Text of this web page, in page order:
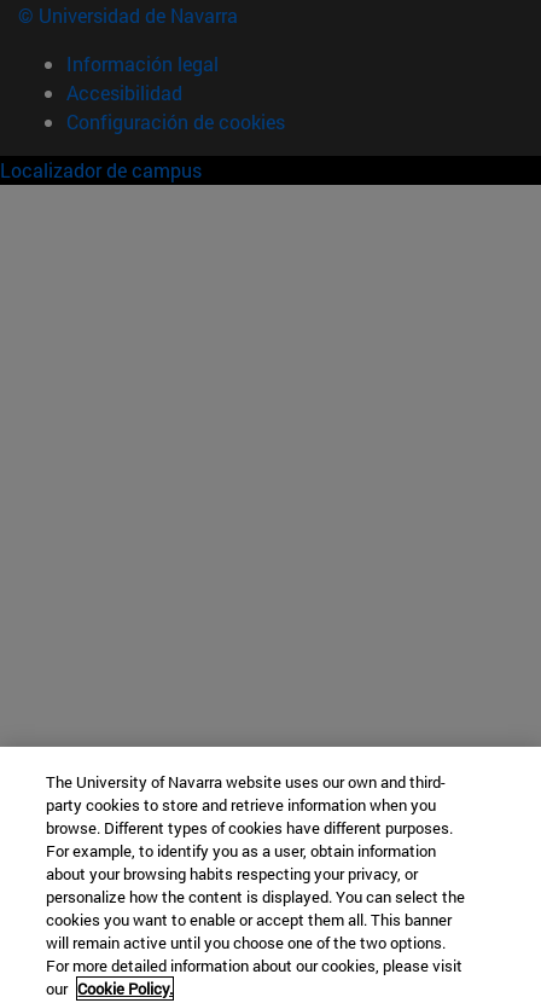
© Universidad de Navarra
Información legal
Accesibilidad
Configuración de cookies
Localizador de campus
The University of Navarra website uses our own and third-
party cookies to store and retrieve information when you
browse. Different types of cookies have different purposes.
For example, to identify you as a user, obtain information
about your browsing habits respecting your privacy, or
personalize how the content is displayed. You can select the
cookies you want to enable or accept them all. This banner
will remain active until you choose one of the two options.
For more detailed information about our cookies, please visit
our Cookie Policy.